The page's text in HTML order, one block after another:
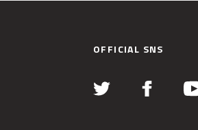
OFFICIAL SNS